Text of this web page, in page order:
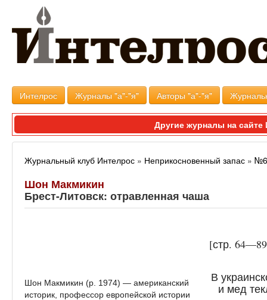
Интелрос Журналы "а"-"я" Авторы "а"-"я"
Другие журналы на
Журнальный клуб Интелрос » Неприкосновенный запас »
Шон Макмикин
Брест-Литовск: отравленная чаша
Шон Макмикин (р. 1974) — американский
историк, профессор европейской истории
[стр.
В
и мед